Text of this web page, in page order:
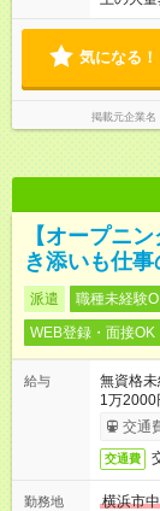
気になる！
掲載元企業名
【オープニ
き添いも仕事
派遣 職種未経験
WEB登録・面接OK
給与
無資格
1万2000
交通
交通費
勤務地
横浜市